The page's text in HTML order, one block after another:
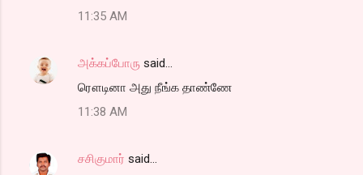
11:35 AM
அக்கப்போரு said…
ரௌடினா அது நீங்க தாண்ணே
11:38 AM
சசிகுமார் said…